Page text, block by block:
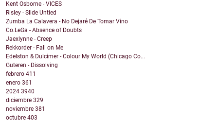
Kent Osborne - VICES
Risley - Slide Untied
Zumba La Calavera - No Dejaré De Tomar Vino
Co.LeGa - Absence of Doubts
Jaexlynne - Creep
Rekkorder - Fall on Me
Edelston & Dulcimer - Colour My World (Chicago Co...
Guteren - Dissolving
febrero 411
enero 361
2024 3940
diciembre 329
noviembre 381
octubre 403